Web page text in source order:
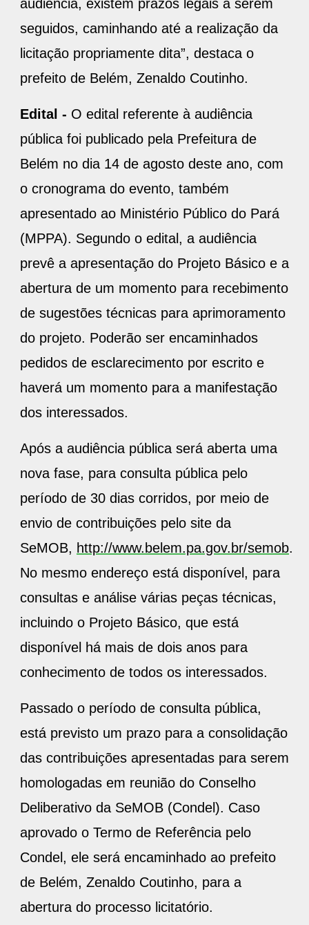
audiência, existem prazos legais a serem
seguidos, caminhando até a realização da
licitação propriamente dita”, destaca o
prefeito de Belém, Zenaldo Coutinho.
Edital - O edital referente à audiência
pública foi publicado pela Prefeitura de
Belém no dia 14 de agosto deste ano, com
o cronograma do evento, também
apresentado ao Ministério Público do Pará
(MPPA). Segundo o edital, a audiência
prevê a apresentação do Projeto Básico e a
abertura de um momento para recebimento
de sugestões técnicas para aprimoramento
do projeto. Poderão ser encaminhados
pedidos de esclarecimento por escrito e
haverá um momento para a manifestação
dos interessados.
Após a audiência pública será aberta uma
nova fase, para consulta pública pelo
período de 30 dias corridos, por meio de
envio de contribuições pelo site da
SeMOB, http://www.belem.pa.gov.br/semob.
No mesmo endereço está disponível, para
consultas e análise várias peças técnicas,
incluindo o Projeto Básico, que está
disponível há mais de dois anos para
conhecimento de todos os interessados.
Passado o período de consulta pública,
está previsto um prazo para a consolidação
das contribuições apresentadas para serem
homologadas em reunião do Conselho
Deliberativo da SeMOB (Condel). Caso
aprovado o Termo de Referência pelo
Condel, ele será encaminhado ao prefeito
de Belém, Zenaldo Coutinho, para a
abertura do processo licitatório.